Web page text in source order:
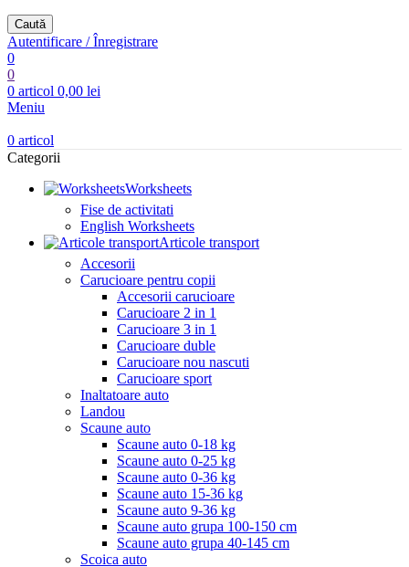
Caută
Autentificare / Înregistrare
0
0
0 articol 0,00 lei
Meniu
0 articol
Categorii
Worksheets
Fise de activitati
English Worksheets
Articole transport
Accesorii
Carucioare pentru copii
Accesorii carucioare
Carucioare 2 in 1
Carucioare 3 in 1
Carucioare duble
Carucioare nou nascuti
Carucioare sport
Inaltatoare auto
Landou
Scaune auto
Scaune auto 0-18 kg
Scaune auto 0-25 kg
Scaune auto 0-36 kg
Scaune auto 15-36 kg
Scaune auto 9-36 kg
Scaune auto grupa 100-150 cm
Scaune auto grupa 40-145 cm
Scoica auto